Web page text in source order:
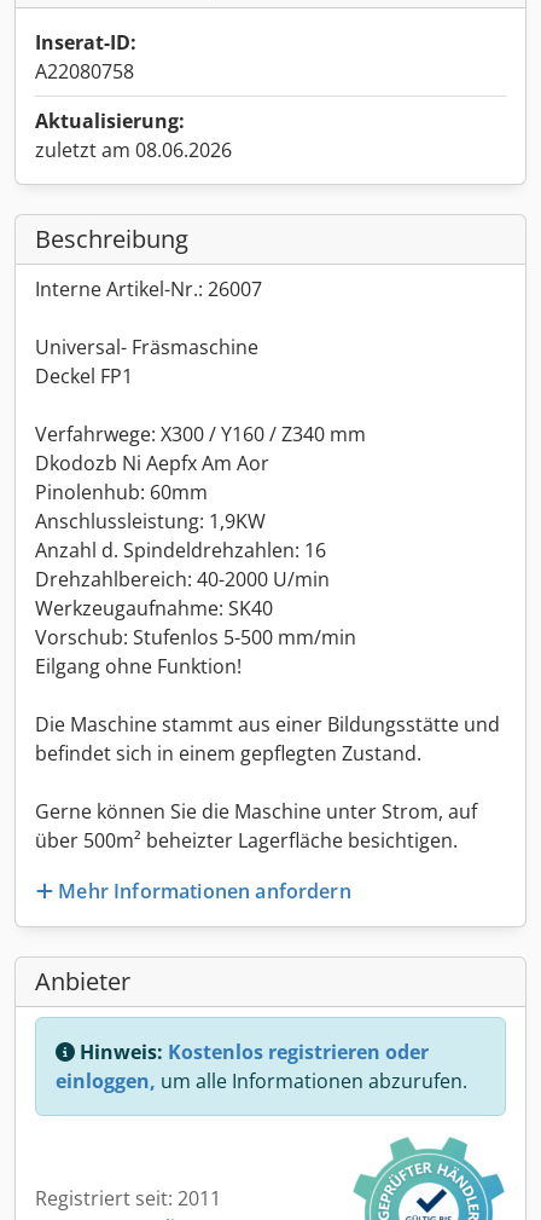
Inserat-ID:
A22080758
Aktualisierung:
zuletzt am 08.06.2026
Beschreibung
Interne Artikel-Nr.: 26007
Universal- Fräsmaschine
Deckel FP1
Verfahrwege: X300 / Y160 / Z340 mm
Dkodozb Ni Aepfx Am Aor
Pinolenhub: 60mm
Anschlussleistung: 1,9KW
Anzahl d. Spindeldrehzahlen: 16
Drehzahlbereich: 40-2000 U/min
Werkzeugaufnahme: SK40
Vorschub: Stufenlos 5-500 mm/min
Eilgang ohne Funktion!
Die Maschine stammt aus einer Bildungsstätte und
befindet sich in einem gepflegten Zustand.
Gerne können Sie die Maschine unter Strom, auf
über 500m² beheizter Lagerfläche besichtigen.
Mehr Informationen anfordern
Anbieter
Hinweis: Kostenlos registrieren oder
einloggen, um alle Informationen abzurufen.
Registriert seit: 2011